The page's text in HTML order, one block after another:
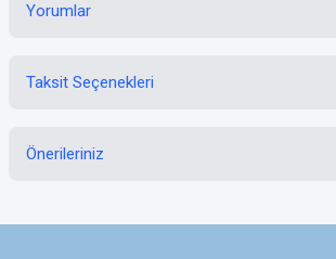
Yorumlar
Taksit Seçenekleri
Önerileriniz